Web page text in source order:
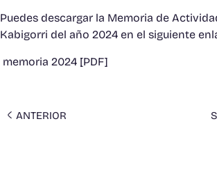
Puedes descargar la Memoria de
Kabigorri del año 2024 en el siguiente
memoria 2024 [PDF]
ANTERIOR